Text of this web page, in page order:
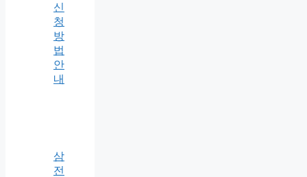
신
청
방
법
안
내
삼
전